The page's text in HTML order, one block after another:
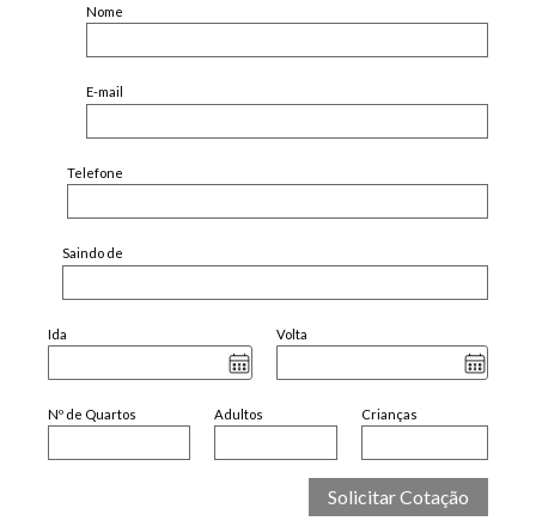
Nome
E-mail
Telefone
Saindo de
Ida Volta
Nº de Quartos Adultos Crianças